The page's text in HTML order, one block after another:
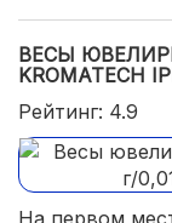
ВЕСЫ
KROMATECH
Рейтинг: 4.9
На первом